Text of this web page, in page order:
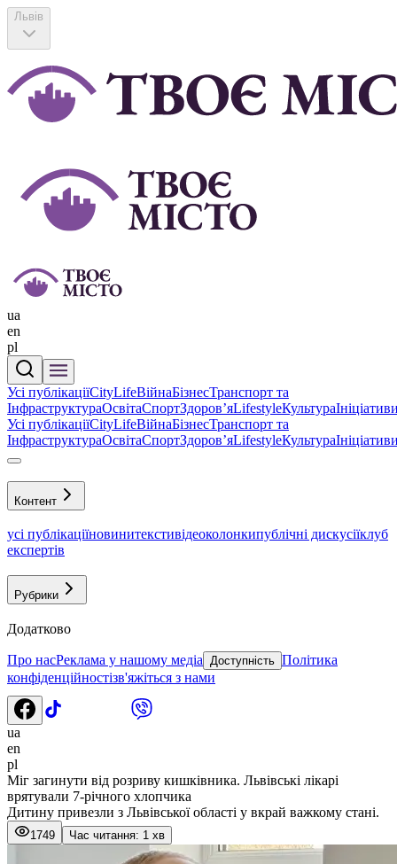
Львів
ua
en
pl
Усі публікаціїCityLifeВійнаБізнесТранспорт та
ІнфраструктураОсвітаСпортЗдоровʼяLifestyleКультура
Усі публікаціїCityLifeВійнаБізнесТранспорт та
ІнфраструктураОсвітаСпортЗдоровʼяLifestyleКультура
Контент
усі публікаціїновинитекстивідеоколонкипублічні дискусіїклуб
експертів
Рубрики
Додатково
Про насРеклама у нашому медіа Доступність Політика
конфіденційностізв'яжіться з нами
ua
en
pl
Міг загинути від розриву кишківника. Львівські лікарі
врятували 7-річного хлопчика
Дитину привезли з Львівської області у вкрай важкому стані.
1749 Час читання: 1 хв